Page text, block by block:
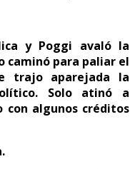
y Poggi avaló la
caminó para paliar el
trajo aparejada la
Solo atinó a
algunos créditos